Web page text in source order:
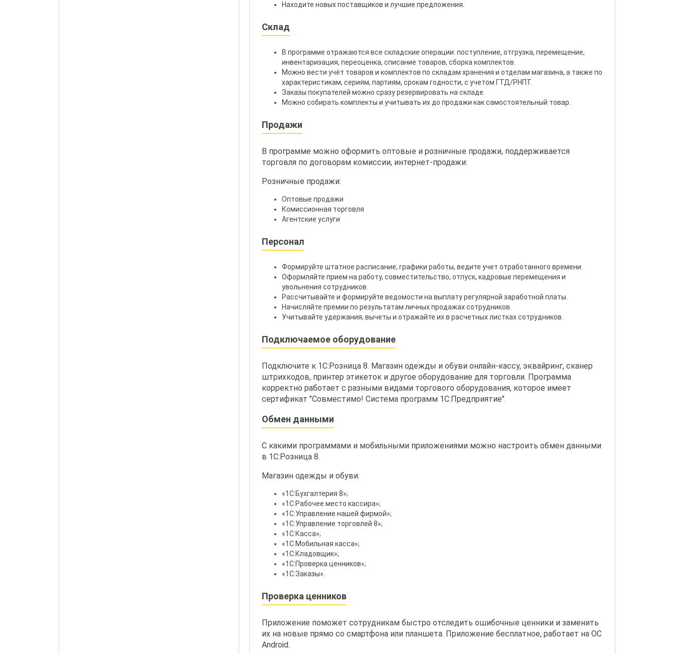
Находите новых поставщиков и лучшие предложения.
Склад
В программе отражаются все складские операции: поступление, отгрузка, перемещение,
инвентаризация, переоценка, списание товаров, сборка комплектов.
Можно вести учёт товаров и комплектов по складам хранения и отделам магазина, а также по
характеристикам, сериям, партиям, срокам годности, с учетом ГТД/РНПТ.
Заказы покупателей можно сразу резервировать на складе.
Можно собирать комплекты и учитывать их до продажи как самостоятельный товар.
Продажи
В программе можно оформить оптовые и розничные продажи, поддерживается
торговля по договорам комиссии, интернет-продажи:
Розничные продажи:
Оптовые продажи
Комиссионная торговля
Агентские услуги
Персонал
Формируйте штатное расписание, графики работы, ведите учет отработанного времени.
Оформляйте прием на работу, совместительство, отпуск, кадровые перемещения и
увольнения сотрудников.
Рассчитывайте и формируйте ведомости на выплату регулярной заработной платы.
Начисляйте премии по результатам личных продажах сотрудников.
Учитывайте удержания, вычеты и отражайте их в расчетных листках сотрудников.
Подключаемое оборудование
Подключите к 1С:Розница 8. Магазин одежды и обуви онлайн-кассу, эквайринг, сканер
штрихкодов, принтер этикеток и другое оборудование для торговли. Программа
корректно работает с разными видами торгового оборудования, которое имеет
сертификат "Совместимо! Система программ 1С:Предприятие".
Обмен данными
С какими программами и мобильными приложениями можно настроить обмен данными
в 1С:Розница 8.
Магазин одежды и обуви:
«1С:Бухгалтерия 8»;
«1С:Рабочее место кассира»;
«1С:Управление нашей фирмой»;
«1С:Управление торговлей 8»;
«1С:Касса»;
«1С:Мобильная касса»;
«1С:Кладовщик»;
«1С:Проверка ценников»;
«1С:Заказы».
Проверка ценников
Приложение поможет сотрудникам быстро отследить ошибочные ценники и заменить
их на новые прямо со смартфона или планшета. Приложение бесплатное, работает на ОС
Android.